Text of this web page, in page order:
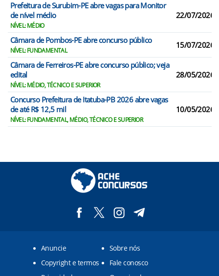
Prefeitura de Surubim-PE abre vagas para Monitor
de nível médio
NÍVEL: MÉDIO
22/07/2026
Câmara de Pombos-PE abre concurso público
NÍVEL: FUNDAMENTAL
15/07/2026
Câmara de Ferreiros-PE abre concurso público; veja
edital
NÍVEL: MÉDIO, TÉCNICO E SUPERIOR
28/05/2026
Concurso Prefeitura de Itatuba-PB 2026 abre vagas
de até R$ 12,5 mil
NÍVEL: FUNDAMENTAL, MÉDIO, TÉCNICO E SUPERIOR
10/05/2026
Anuncie
Sobre nós
Copyright e termos
Fale conosco